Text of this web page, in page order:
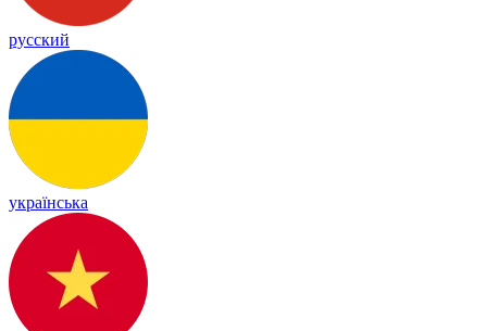
русский
українська